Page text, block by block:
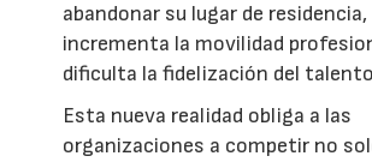
abandonar su lugar de residencia,
incrementa la movilidad
dificulta la fidelización del
Esta nueva realidad obliga a las
organizaciones a competir no